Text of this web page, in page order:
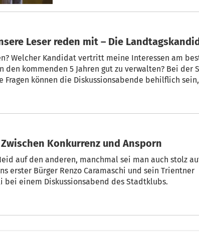
Leser reden mit – Die
Welcher Kandidat vertritt meine Interessen am
den kommenden 5 Jahren gut zu verwalten? Bei der
Fragen können die Diskussionsabende behilflich
Zwischen Konkurrenz und Ansporn
auf den anderen, manchmal sei man auch stolz
erster Bürger Renzo Caramaschi und sein Trientner
bei einem Diskussionsabend des Stadtklubs.